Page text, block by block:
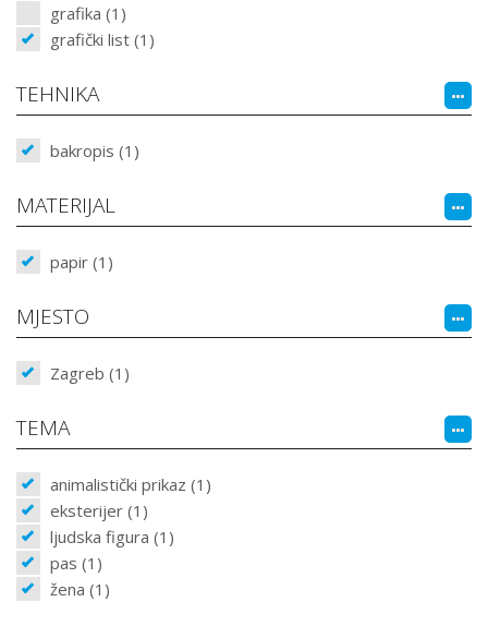
grafika (1)
grafički list (1)
TEHNIKA
bakropis (1)
MATERIJAL
papir (1)
MJESTO
Zagreb (1)
TEMA
animalistički prikaz (1)
eksterijer (1)
ljudska figura (1)
pas (1)
žena (1)